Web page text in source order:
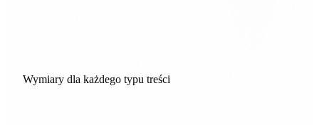
Wymiary dla każdego typu treści